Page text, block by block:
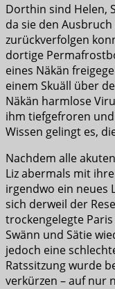
Dorthin sind Helen,
da sie den
zurückverfolgen
dortige
eines Näkän
einem Skuäll über
Näkän harmlose
ihm tiefgefroren
Wissen gelingt es,
Nachdem alle
Liz abermals mit
irgendwo ein neues
sich derweil der
trockengelegte
Swänn und Sätie
jedoch eine
Ratssitzung wurde
verkürzen – auf nur